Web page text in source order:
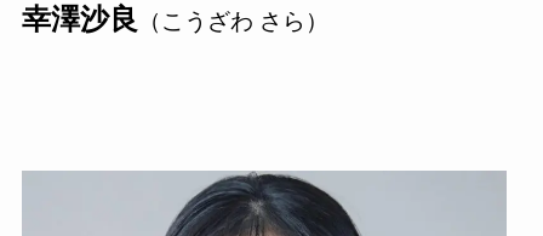
幸澤沙良 （こうざわ さら）